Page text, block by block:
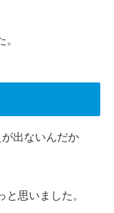
出ないんだか
思いました。